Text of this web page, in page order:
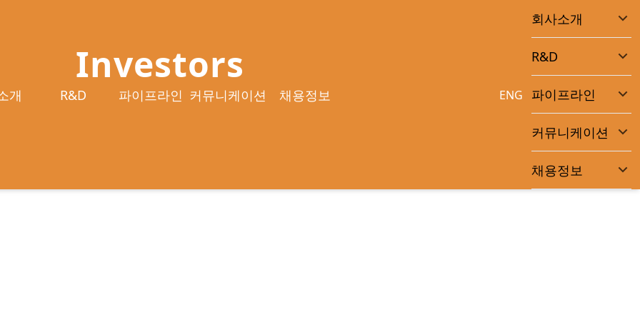
개 R&D 파이프라인 커뮤니케이션 채용정보 ENG
회사소개
R&D
파이프라인
커뮤니케이션
채용정보
Investors